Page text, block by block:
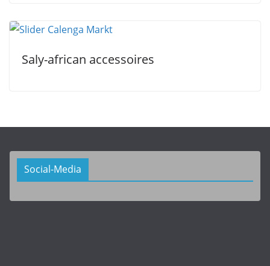
Saly-african accessoires
Social-Media